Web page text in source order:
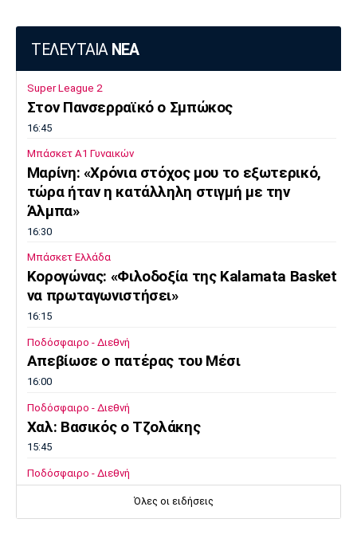
ΤΕΛΕΥΤΑΙΑ ΝΕΑ
Super League 2
Στον Πανσερραϊκό ο Σμπώκος
16:45
Μπάσκετ Α1 Γυναικών
Μαρίνη: «Χρόνια στόχος μου το εξωτερικό,
τώρα ήταν η κατάλληλη στιγμή με την
Άλμπα»
16:30
Μπάσκετ Ελλάδα
Κορογώνας: «Φιλοδοξία της Kalamata Basket
να πρωταγωνιστήσει»
16:15
Ποδόσφαιρο - Διεθνή
Απεβίωσε ο πατέρας του Μέσι
16:00
Ποδόσφαιρο - Διεθνή
Χαλ: Βασικός ο Τζολάκης
15:45
Ποδόσφαιρο - Διεθνή
Κι επίσημα στην Άρσεναλ ο Μπρούνο
Όλες οι ειδήσεις